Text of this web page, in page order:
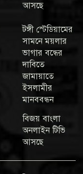
আসছে
টঙ্গী স্টেডিয়ামের
সামনে ময়লার
ভাগার বন্ধের
দাবিতে
জামায়াতে
ইসলামীর
মানববন্ধন
বিজয় বাংলা
অনলাইন টিভি
আসছে